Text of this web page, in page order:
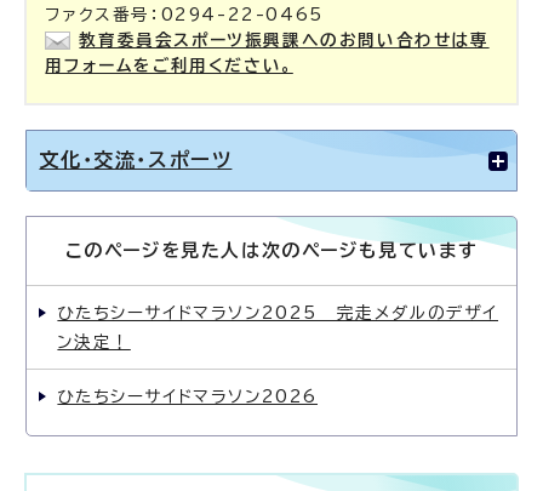
ファクス番号：0294-22-0465
教育委員会スポーツ振興課へのお問い合わせは専
用フォームをご利用ください。
文化・交流・スポーツ
このページを見た人は次のページも見ています
ひたちシーサイドマラソン2025 完走メダルのデザイ
ン決定！
ひたちシーサイドマラソン2026